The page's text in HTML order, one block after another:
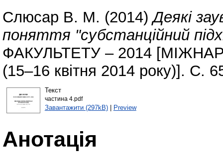
Слюсар В. М. (2014)Деякі
поняття "субстанційний
ФАКУЛЬТЕТУ – 2014
(15–16 квітня 2014 року)]. С.
Текст
частина 4.pdf
Завантажити (297kB)| Preview
Анотація